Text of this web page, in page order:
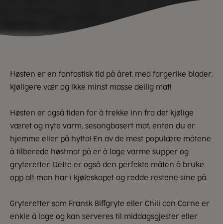
Høsten er en fantastisk tid på året, med fargerike blader,
kjøligere vær og ikke minst masse deilig mat!
Høsten er også tiden for å trekke inn fra det kjølige
været og nyte varm, sesongbasert mat, enten du er
hjemme eller på hytta! En av de mest populære måtene
å tilberede høstmat på er å lage varme supper og
gryteretter. Dette er også den perfekte måten å bruke
opp alt man har i kjøleskapet og redde restene sine på.
Gryteretter som Fransk Biffgryte eller Chili con Carne er
enkle å lage og kan serveres til middagsgjester eller